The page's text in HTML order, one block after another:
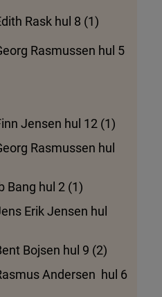
Rask hul 8 (1)
Rasmussen hul 5
Jensen hul 12 (1)
Rasmussen hul
Bang hul 2 (1)
Erik Jensen hul
Bojsen hul 9 (2)
Andersen hul 6